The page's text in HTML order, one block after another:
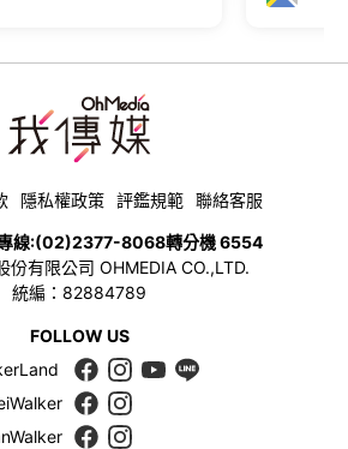
隱私權政策 評鑑規範 聯絡客服
線:(02)2377-8068轉分機 6554
份有限公司 OHMEDIA CO.,LTD.
統編：82884789
FOLLOW US